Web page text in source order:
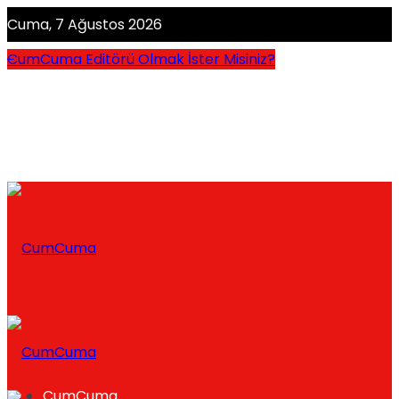
Cuma, 7 Ağustos 2026
CumCuma Editörü Olmak İster Misiniz?